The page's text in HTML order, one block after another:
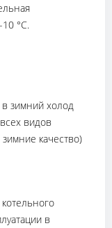
°C.
в зимний холод
видов
качество)
в